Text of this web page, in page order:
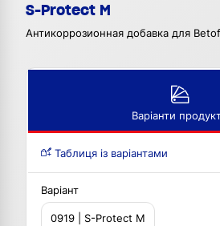
S-Protect M
Антикоррозионная добавка для
Варіанти
Таблиця із варіантами
Варіант
0919 | S-Protect M